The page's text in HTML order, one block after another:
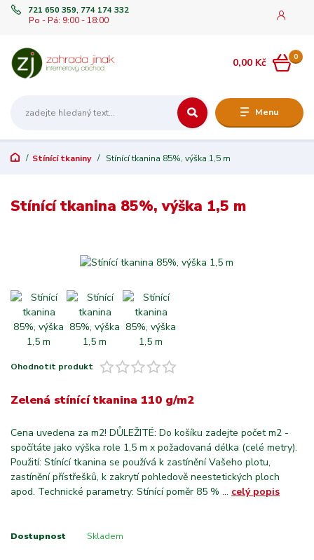
Menu
721 650 359, 774 174 332
Po - Pá: 9:00 - 18:00
0
0,00 Kč
Stínící tkaniny Stínící tkanina 85%, výška 1,5 m
Stínící tkanina 85%, výška 1,5 m
Ohodnotit produkt
Zelená stínící tkanina 110 g/m2
Cena uvedena za m2! DŮLEŽITÉ: Do košíku zadejte počet m2 -
spočítáte jako výška role 1,5 m x požadovaná délka (celé metry).
Použití: Stínící tkanina se používá k zastínění Vašeho plotu,
zastínění přístřešků, k zakrytí pohledově neestetických ploch
apod. Technické parametry: Stínící poměr 85 % ... celý popis
Dostupnost Skladem